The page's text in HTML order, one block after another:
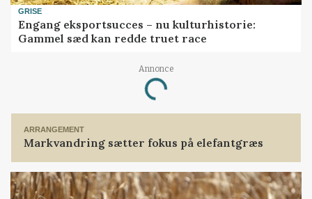
GRISE
Engang eksportsucces – nu kulturhistorie:
Gammel sæd kan redde truet race
Annonce
Loading...
ARRANGEMENT
Markvandring sætter fokus på elefantgræs